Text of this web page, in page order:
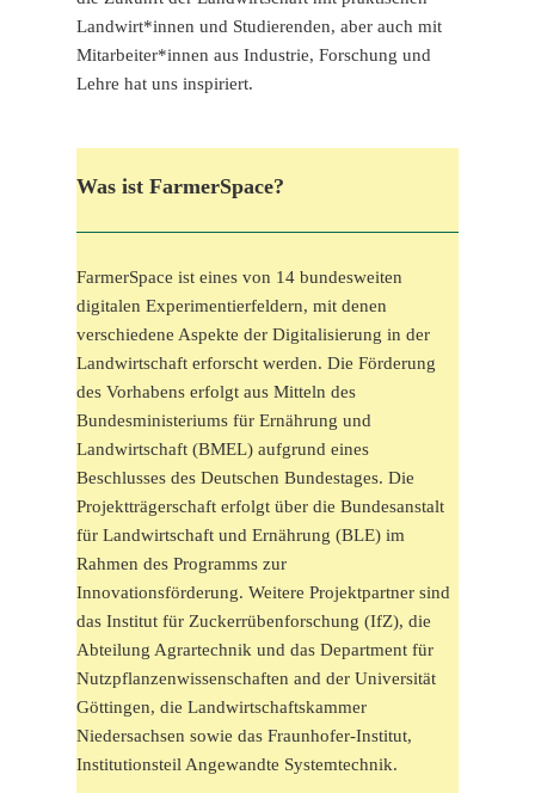
Landwirt*innen und Studierenden, aber auch mit
Mitarbeiter*innen aus Industrie, Forschung und
Lehre hat uns inspiriert.
Was ist FarmerSpace?
FarmerSpace ist eines von 14 bundesweiten
digitalen Experimentierfeldern, mit denen
verschiedene Aspekte der Digitalisierung in der
Landwirtschaft erforscht werden. Die Förderung
des Vorhabens erfolgt aus Mitteln des
Bundesministeriums für Ernährung und
Landwirtschaft (BMEL) aufgrund eines
Beschlusses des Deutschen Bundestages. Die
Projektträgerschaft erfolgt über die Bundesanstalt
für Landwirtschaft und Ernährung (BLE) im
Rahmen des Programms zur
Innovationsförderung. Weitere Projektpartner sind
das Institut für Zuckerrübenforschung (IfZ), die
Abteilung Agrartechnik und das Department für
Nutzpflanzenwissenschaften and der Universität
Göttingen, die Landwirtschaftskammer
Niedersachsen sowie das Fraunhofer-Institut,
Institutionsteil Angewandte Systemtechnik.